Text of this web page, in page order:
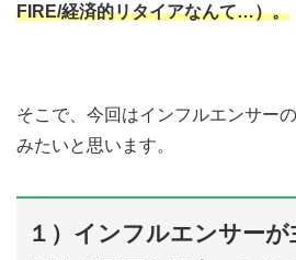
FIRE/経済的リタイアなんて…）。
そこで、今回はインフルエンサー
みたいと思います。
１）インフルエンサー